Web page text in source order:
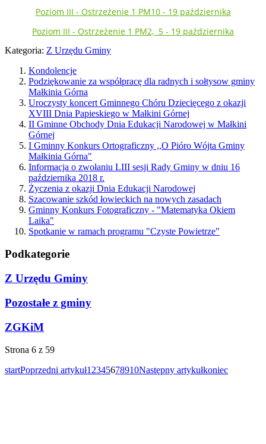
Poziom III - Ostrzeżenie 1 PM10 - 19 października
Poziom III - Ostrzeżenie 1 PM2, 5 - 19 października
Kategoria: Z Urzędu Gminy
Kondolencje
Podziękowanie za współpracę dla radnych i sołtysow gminy
Małkinia Górna
Uroczysty koncert Gminnego Chóru Dziecięcego z okazji
XVIII Dnia Papieskiego w Małkini Górnej
II Gminne Obchody Dnia Edukacji Narodowej w Małkini
Górnej
I Gminny Konkurs Ortograficzny ,,O Pióro Wójta Gminy
Małkinia Górna"
Informacja o zwołaniu LIII sesji Rady Gminy w dniu 16
października 2018 r.
Życzenia z okazji Dnia Edukacji Narodowej
Szacowanie szkód łowieckich na nowych zasadach
Gminny Konkurs Fotograficzny - "Matematyka Okiem
Laika"
Spotkanie w ramach programu "Czyste Powietrze"
Podkategorie
Z Urzędu Gminy
Pozostałe z gminy
ZGKiM
Strona 6 z 59
startPoprzedni artykuł1 2345678910Następny artykułkoniec